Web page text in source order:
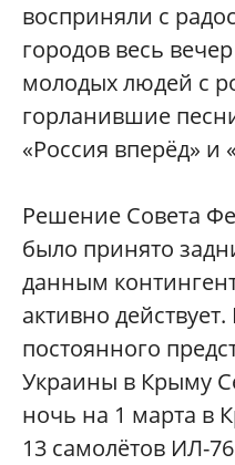
восприняли с
городов весь
молодых людей с
горланившие
«Россия вперёд» и
Решение Совета
было принято
данным
активно
постоянного
Украины в Крыму
ночь на 1 марта в
13 самолётов ИЛ-